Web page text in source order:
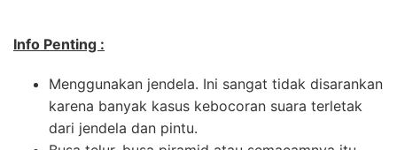
Info Penting :
Menggunakan jendela. Ini sangat tidak disarankan
karena banyak kasus kebocoran suara terletak
dari jendela dan pintu.